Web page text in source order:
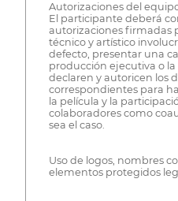
Autorizaciones del
El participante deberá
autorizaciones firmadas
técnico y artístico
defecto, presentar una
producción ejecutiva o la
declaren y autoricen los
correspondientes para
la película y la
colaboradores como
sea el caso.
Uso de logos, nombres
elementos protegidos